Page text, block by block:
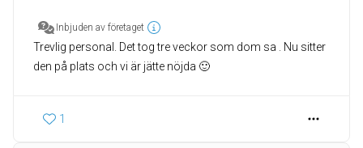
Inbjuden av företaget
Trevlig personal. Det tog tre veckor som dom sa . Nu sitter
den på plats och vi är jätte nöjda 🙂
1